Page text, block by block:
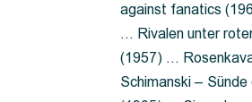
against fanatics
… Rivalen unter
(1957) …
Schimanski –